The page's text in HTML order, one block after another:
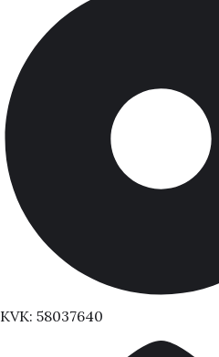
KVK: 58037640